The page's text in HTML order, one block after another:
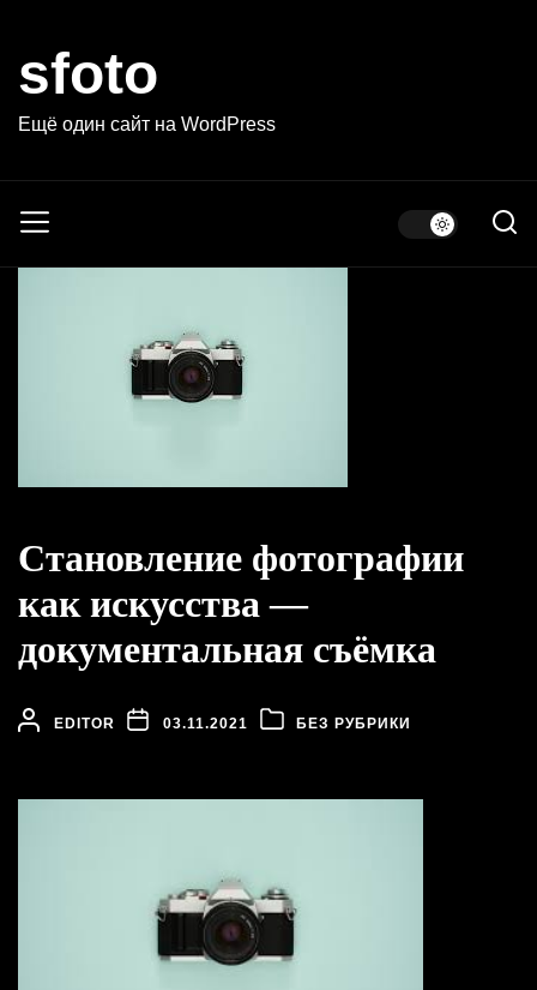
the
content
sfoto
Ещё один сайт на WordPress
Становление фотографии
как искусства —
документальная съёмка
EDITOR 03.11.2021 БЕЗ РУБРИКИ